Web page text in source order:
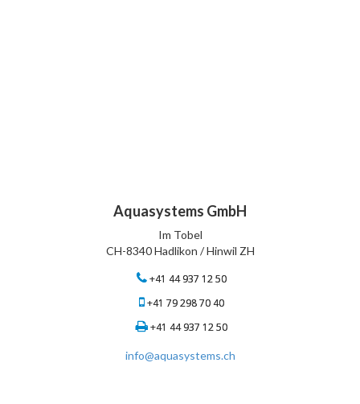
Aquasystems GmbH
Im Tobel
CH-8340 Hadlikon / Hinwil ZH
+41 44 937 12 50
+41 79 298 70 40
+41 44 937 12 50
info@aquasystems.ch